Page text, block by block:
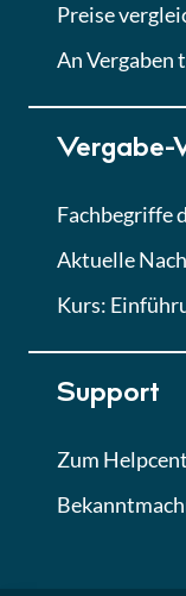
Preise
An Vergaben
Vergabe-
Fachbegriffe
Aktuelle
Kurs:
Support
Zum